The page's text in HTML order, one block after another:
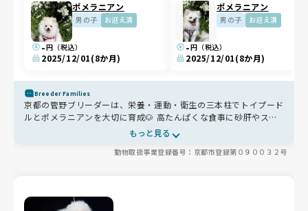
ポメラニアン
男の子 お迎え済
-円（税込）
2025/12/01(8か月)
ポメラニアン
男の子 お迎え済
-円（税込）
2025/12/01(8か月)
Breeder Families
京都の管野ブリーダーは、栄養・運動・衛生の三本柱でトイプード
ルとポメラニアンを大切に育成🐶 高たんぱくな食事に砂肝やスー
プを添えて体づくりを支え、毎日の散歩で社会性も育んでいます🐾
高温スチームでの消毒や清潔な環境づくりも徹底🌸 お迎え前には
健康診断や診断書の発行で安心を保証✨ お迎え後もLINE相談やト
もっと見る
動物取扱事業登録番号：京都市登録第０９００３２号